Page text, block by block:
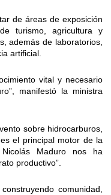
de áreas de exposición
turismo, agricultura y
además de laboratorios,
artificial.
vital y necesario
manifestó la ministra
sobre hidrocarburos,
el principal motor de la
Maduro nos ha
productivo”.
comunidad,